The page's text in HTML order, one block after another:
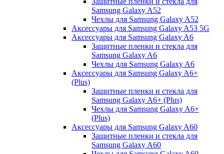
Samsung Galaxy A52
Чехлы для Samsung Galaxy A52
Аксессуары для Samsung Galaxy A53 5G
Аксессуары для Samsung Galaxy A6
Защитные пленки и стекла для
Samsung Galaxy A6
Чехлы для Samsung Galaxy A6
Аксессуары для Samsung Galaxy A6+
(Plus)
Защитные пленки и стекла для
Samsung Galaxy A6+ (Plus)
Чехлы для Samsung Galaxy A6+
(Plus)
Аксессуары для Samsung Galaxy A60
Защитные пленки и стекла для
Samsung Galaxy A60